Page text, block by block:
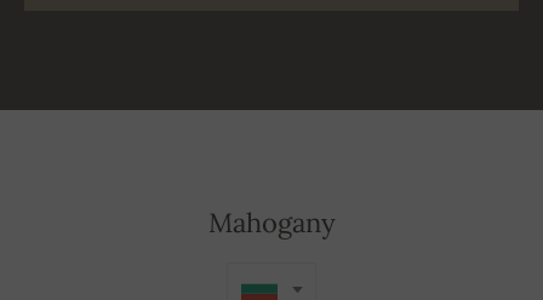
Mahogany